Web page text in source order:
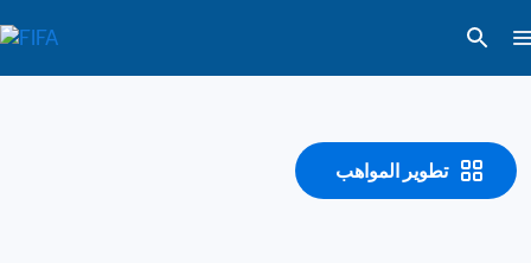
تطوير المواهب